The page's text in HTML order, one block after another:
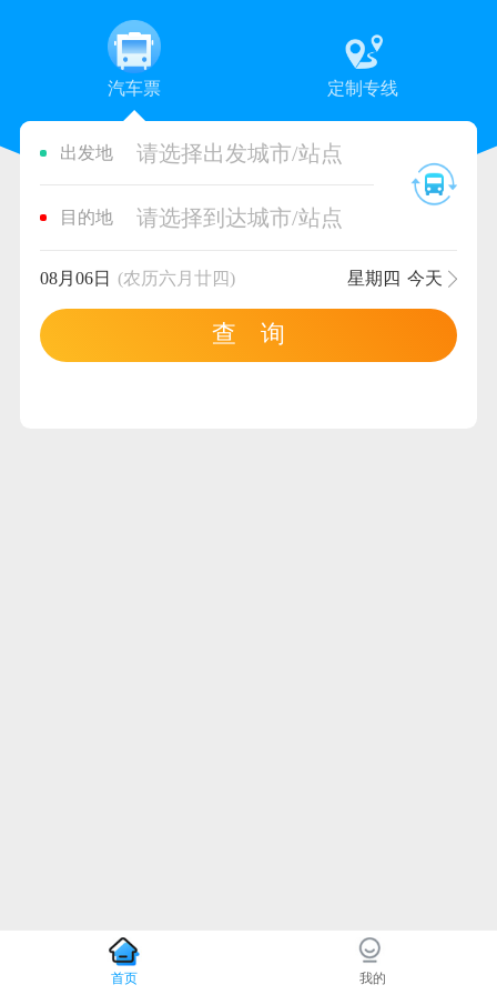
汽车票 定制专线
出发地 请选择出发城市/站点
目的地 请选择到达城市/站点
08月06日 (农历六月廿四) 星期四 今天
查 询
首页 我的